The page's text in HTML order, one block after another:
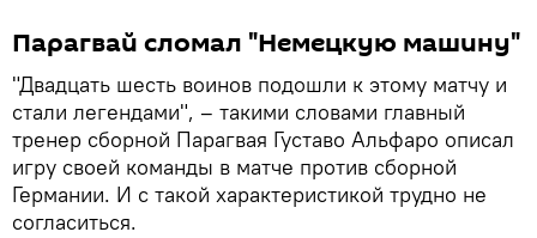
Парагвай сломал "Немецкую машину"
"Двадцать шесть воинов подошли к этому матчу и
стали легендами", – такими словами главный
тренер сборной Парагвая Густаво Альфаро описал
игру своей команды в матче против сборной
Германии. И с такой характеристикой трудно не
согласиться.